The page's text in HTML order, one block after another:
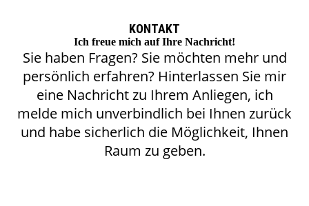
KONTAKT
Ich freue mich auf Ihre Nachricht!
Sie haben Fragen? Sie möchten mehr und
persönlich erfahren? Hinterlassen Sie mir
eine Nachricht zu Ihrem Anliegen, ich
melde mich unverbindlich bei Ihnen zurück
und habe sicherlich die Möglichkeit, Ihnen
Raum zu geben.